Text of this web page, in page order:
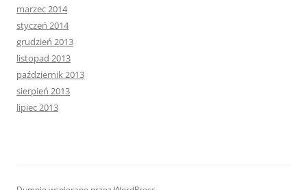
marzec 2014
styczeń 2014
grudzień 2013
listopad 2013
październik 2013
sierpień 2013
lipiec 2013